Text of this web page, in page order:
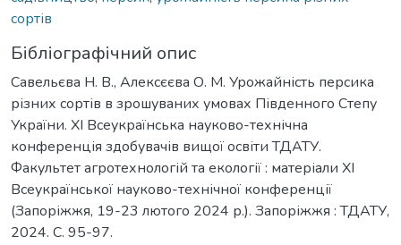
сортів
Бібліографічний опис
Савельєва Н. В., Алексєєва О. М. Урожайність персика
різних сортів в зрошуваних умовах Південного Степу
України. ХІ Всеукраїнська науково-технічна
конференція здобувачів вищої освіти ТДАТУ.
Факультет агротехнологій та екології : матеріали ХІ
Всеукраїнської науково-технічної конференції
(Запоріжжя, 19-23 лютого 2024 р.). Запоріжжя : ТДАТУ,
2024. С. 95-97.